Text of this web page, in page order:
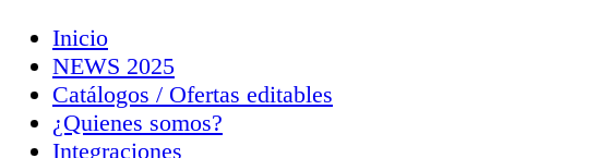
Inicio
NEWS 2025
Catálogos / Ofertas editables
¿Quienes somos?
Integraciones